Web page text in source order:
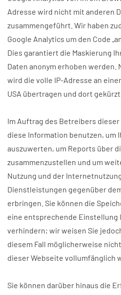
Adresse wird nicht mit anderen
zusammengeführt. Wir haben
Google Analytics um den Code
Dies garantiert die Maskierung
Daten anonym erhoben werden.
wird die volle IP-Adresse an
USA übertragen und dort gekürzt.
Im Auftrag des Betreibers
diese Information benutzen, um
auszuwerten, um Reports über
zusammenzustellen und um
Nutzung und der
Dienstleistungen gegenüber
erbringen. Sie können die
eine entsprechende
verhindern; wir weisen Sie
diesem Fall möglicherweise
dieser Webseite vollumfänglich
Sie können darüber hinaus die